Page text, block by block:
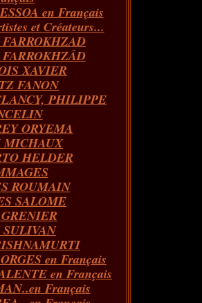
en Français
et Créateurs...
XAVIER
FANON
PHILIPPE
ORYEMA
MICHAUX
HELDER
ROUMAIN
SALOME
en Français
en Français
Français